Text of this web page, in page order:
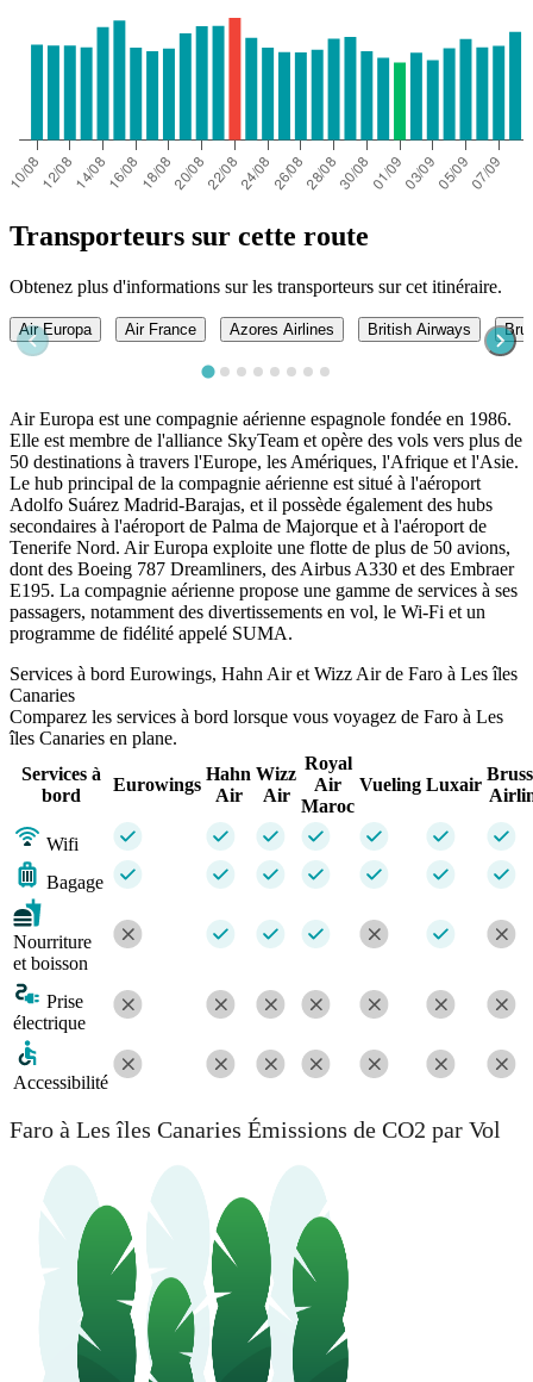
Transporteurs sur cette route
Obtenez plus d'informations sur les transporteurs sur cet itinéraire.
Air Europa Air France Azores Airlines British Airways
Air Europa est une compagnie aérienne espagnole fondée en 1986.
Elle est membre de l'alliance SkyTeam et opère des vols vers plus de
50 destinations à travers l'Europe, les Amériques, l'Afrique et l'Asie.
Le hub principal de la compagnie aérienne est situé à l'aéroport
Adolfo Suárez Madrid-Barajas, et il possède également des hubs
secondaires à l'aéroport de Palma de Majorque et à l'aéroport de
Tenerife Nord. Air Europa exploite une flotte de plus de 50 avions,
dont des Boeing 787 Dreamliners, des Airbus A330 et des Embraer
E195. La compagnie aérienne propose une gamme de services à ses
passagers, notamment des divertissements en vol, le Wi-Fi et un
programme de fidélité appelé SUMA.
Services à bord Eurowings, Hahn Air et Wizz Air de Faro à Les îles
Canaries
Comparez les services à bord lorsque vous voyagez de Faro à Les
îles Canaries en plane.
Services à
bord
Eurowings
Hahn
Air
Wizz
Air
Royal
Air
Maroc
Vueling Luxair
Wifi
Bagage
Nourriture
et boisson
Prise
électrique
Accessibilité
Faro à Les îles Canaries Émissions de CO2 par Vol